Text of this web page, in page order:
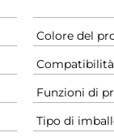
Colore del
Compatibilità
Funzioni di
Tipo di